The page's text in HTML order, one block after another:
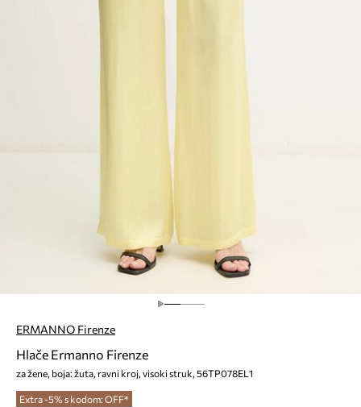
ERMANNO Firenze
Hlače Ermanno Firenze
za žene, boja: žuta, ravni kroj, visoki struk, 56TP078EL1
Extra -5% s kodom: OFF*